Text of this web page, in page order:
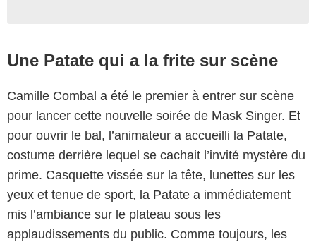
Une Patate qui a la frite sur scène
Camille Combal a été le premier à entrer sur scène
pour lancer cette nouvelle soirée de Mask Singer. Et
pour ouvrir le bal, l’animateur a accueilli la Patate,
costume derrière lequel se cachait l’invité mystère du
prime. Casquette vissée sur la tête, lunettes sur les
yeux et tenue de sport, la Patate a immédiatement
mis l’ambiance sur le plateau sous les
applaudissements du public. Comme toujours, les